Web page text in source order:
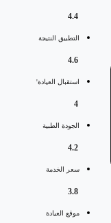
التطبيق النتيجة
استقبال العيادة'
الجودة الطبية
سعر الخدمة
موقع العيادة